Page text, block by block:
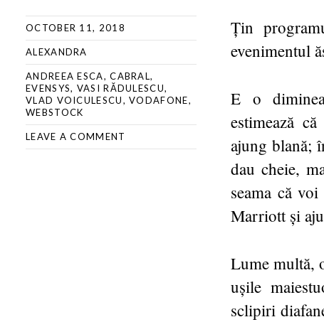
OCTOBER 11, 2018
ALEXANDRA
ANDREEA ESCA,CABRAL,
EVENSYS, VASI RĂDULESCU,
VLAD VOICULESCU,VODAFONE,
WEBSTOCK
LEAVE A COMMENT
Țin
evenimentul
E o
estimează
ajung blană;
dau cheie,
seama că
Marriott și
Lume multă,
ușile
sclipiri